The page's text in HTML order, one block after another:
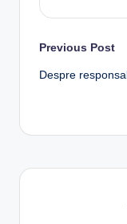
Post
Previous Post
Despre